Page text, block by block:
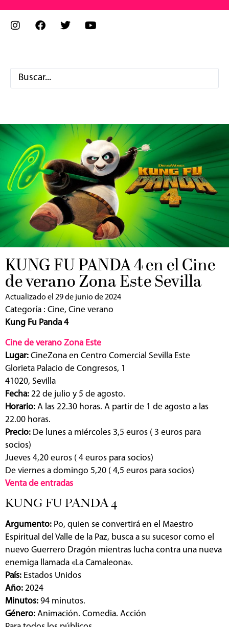
KUNG FU PANDA 4 en el Cine
de verano Zona Este Sevilla
Actualizado el 29 de junio de 2024
Categoría : Cine, Cine verano
Kung Fu Panda 4
Cine de verano Zona Este
Lugar: CineZona en Centro Comercial Sevilla Este
Glorieta Palacio de Congresos, 1
41020, Sevilla
Fecha: 22 de julio y 5 de agosto.
Horario: A las 22.30 horas. A partir de 1 de agosto a las
22.00 horas.
Precio: De lunes a miércoles 3,5 euros ( 3 euros para
socios)
Jueves 4,20 euros ( 4 euros para socios)
De viernes a domingo 5,20 ( 4,5 euros para socios)
Venta de entradas
KUNG FU PANDA 4
Argumento: Po, quien se convertirá en el Maestro
Espiritual del Valle de la Paz, busca a su sucesor como el
nuevo Guerrero Dragón mientras lucha contra una nueva
enemiga llamada «La Camaleona».
País: Estados Unidos
Año: 2024
Minutos: 94 minutos.
Género: Animación. Comedia. Acción